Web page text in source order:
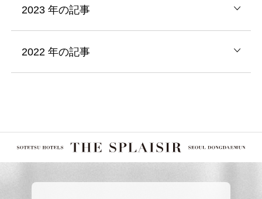
2023 年の記事
2022 年の記事